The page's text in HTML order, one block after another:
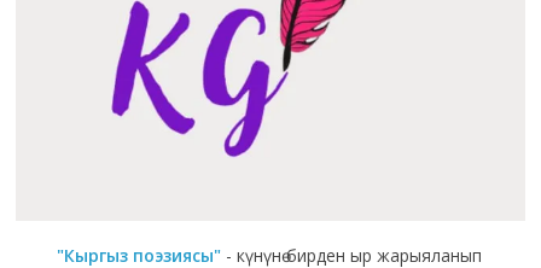
"Кыргыз поэзиясы" - күнүнө бирден ыр жарыяланып